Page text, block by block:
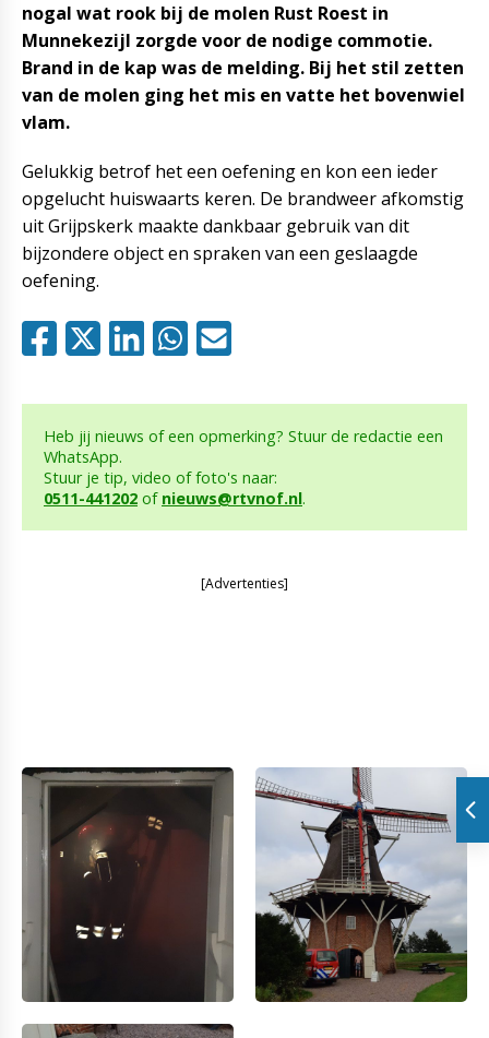
nogal wat rook bij de molen Rust Roest in
Munnekezijl zorgde voor de nodige commotie.
Brand in de kap was de melding. Bij het stil zetten
van de molen ging het mis en vatte het bovenwiel
vlam.
Gelukkig betrof het een oefening en kon een ieder
opgelucht huiswaarts keren. De brandweer afkomstig
uit Grijpskerk maakte dankbaar gebruik van dit
bijzondere object en spraken van een geslaagde
oefening.
Heb jij nieuws of een opmerking? Stuur de redactie een
WhatsApp.
Stuur je tip, video of foto's naar:
0511-441202 of nieuws@rtvnof.nl.
[Advertenties]